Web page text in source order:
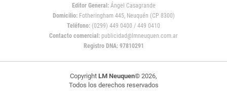
Editor General:Ángel Casagrande
Domicilio:Fotheringham 445, Neuquén (CP 8300)
Teléfono: (0299) 449 0400 / 449 0410
Contacto comercial: publicidad@lmneuquen.com.ar
Registro DNA: 97810291
Copyright LM Neuquen© 2026,
Todos los derechos reservados